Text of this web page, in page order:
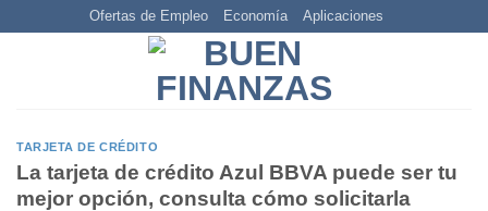
Ofertas de Empleo Economía Aplicaciones
TARJETA DE CRÉDITO
La tarjeta de crédito Azul BBVA puede ser tu
mejor opción, consulta cómo solicitarla